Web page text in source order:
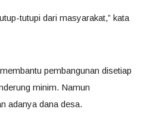
tutupi dari masyarakat,” kata
pembangunan disetiap
minim. Namun
adanya dana desa.